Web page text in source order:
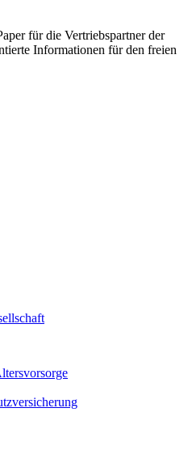
für die Vertriebspartner der
Informationen für den freien